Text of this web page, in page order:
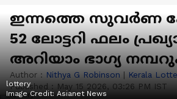
ഇന്നത്തെ സുവർണ
52 ലോട്ടറി ഫലം
അറിയാം ഭാ​ഗ്യ
Author : Nithya G Robinson | Kerala
Published : May 15 2026, 03:26 PM IST
lottery
Image Credit: Asianet News